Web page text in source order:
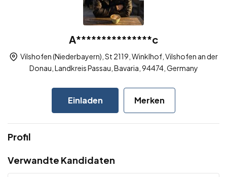
A***************c
Vilshofen (Niederbayern), St 2119, Winklhof, Vilshofen an der
Donau, Landkreis Passau, Bavaria, 94474, Germany
Einladen Merken
Profil
Verwandte Kandidaten